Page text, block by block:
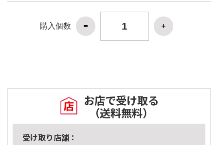
購入個数
お店で受け取る
（送料無料）
受け取り店舗：